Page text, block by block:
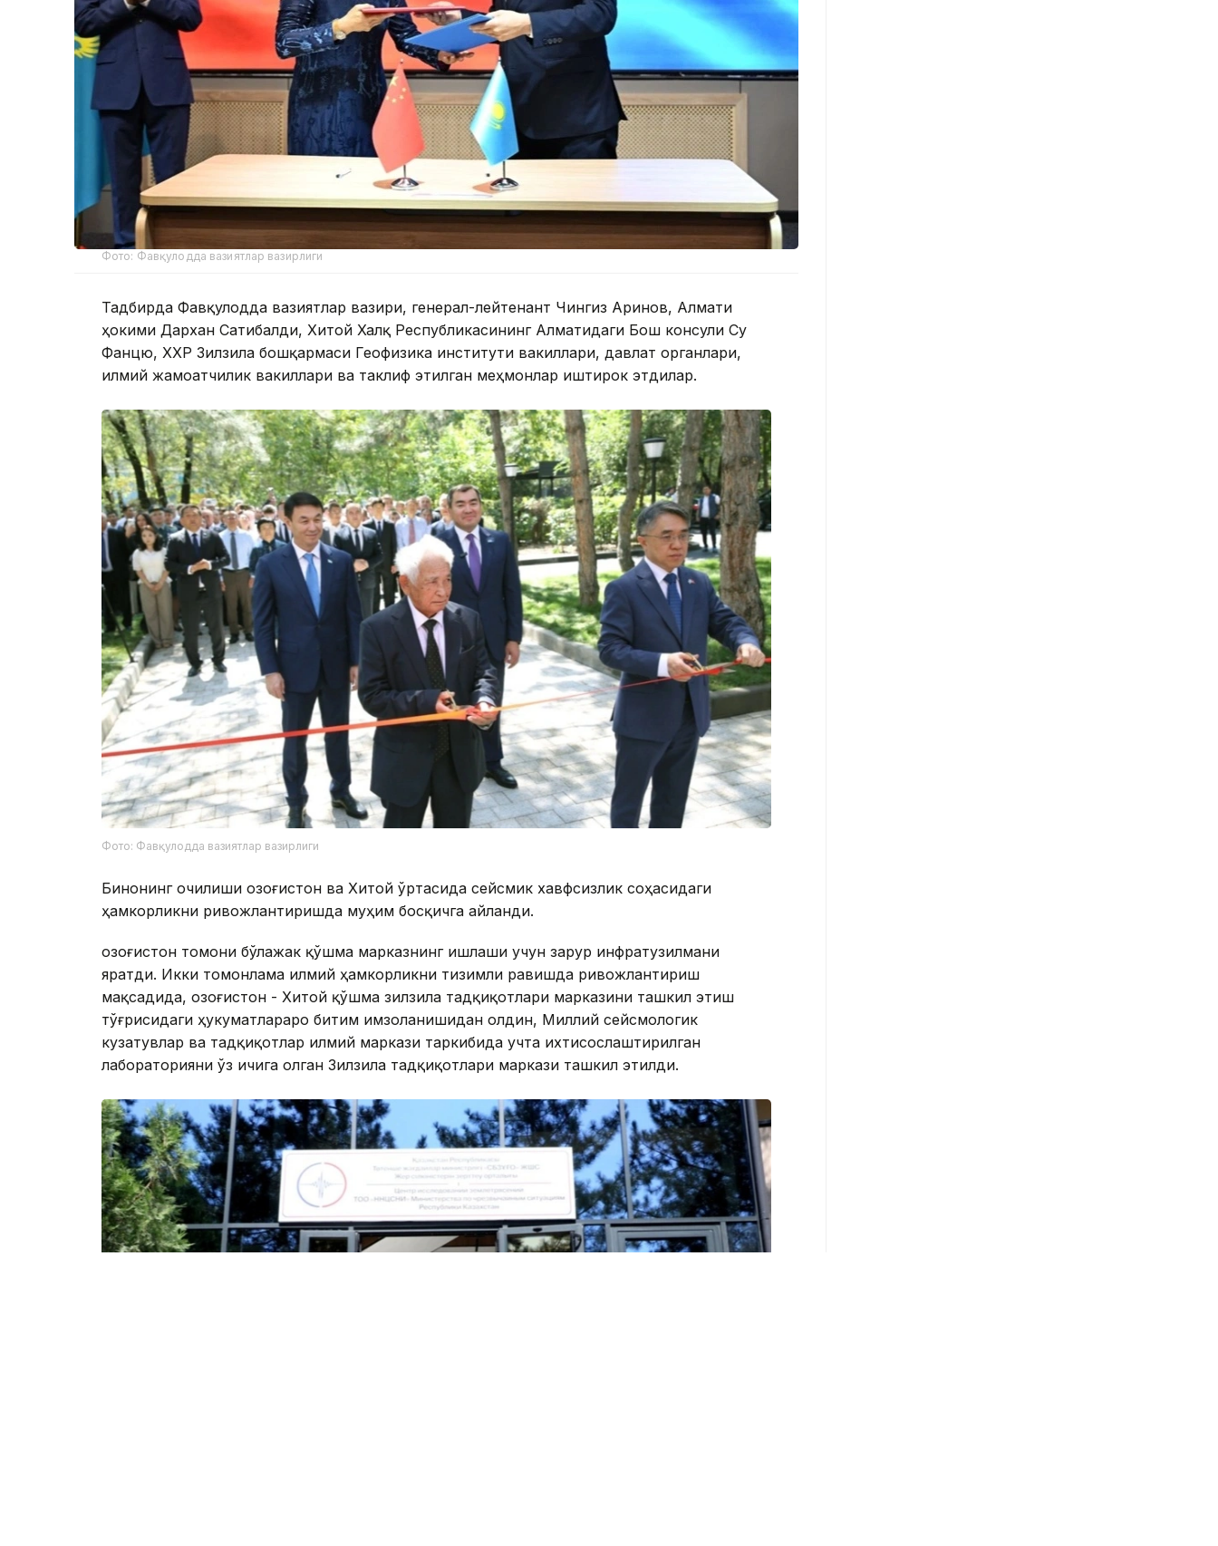
Фото: Фавқулодда вазиятлар вазирлиги
Тадбирда Фавқулодда вазиятлар вазири, генерал-лейтенант Чингиз Аринов, Алмати
ҳокими Дархан Сатибалди, Хитой Халқ Республикасининг Алматидаги Бош консули Су
Фанцю, ХХР Зилзила бошқармаси Геофизика институти вакиллари, давлат органлари,
илмий жамоатчилик вакиллари ва таклиф этилган меҳмонлар иштирок этдилар.
Фото: Фавқулодда вазиятлар вазирлиги
Бинонинг очилиши Қозоғистон ва Хитой ўртасида сейсмик хавфсизлик соҳасидаги
ҳамкорликни ривожлантиришда муҳим босқичга айланди.
Қозоғистон томони бўлажак қўшма марказнинг ишлаши учун зарур инфратузилмани
яратди. Икки томонлама илмий ҳамкорликни тизимли равишда ривожлантириш
мақсадида, Қозоғистон - Хитой қўшма зилзила тадқиқотлари марказини ташкил этиш
тўғрисидаги ҳукуматлараро битим имзоланишидан олдин, Миллий сейсмологик
кузатувлар ва тадқиқотлар илмий маркази таркибида учта ихтисослаштирилган
лабораторияни ўз ичига олган Зилзила тадқиқотлари маркази ташкил этилди.